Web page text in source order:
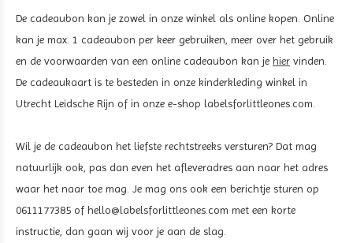
De cadeaubon kan je zowel in onze winkel als online kopen. Online
kan je max. 1 cadeaubon per keer gebruiken, meer over het gebruik
en de voorwaarden van een online cadeaubon kan je hier vinden.
De cadeaukaart is te besteden in onze kinderkleding winkel in
Utrecht Leidsche Rijn of in onze e-shop labelsforlittleones.com.
Wil je de cadeaubon het liefste rechtstreeks versturen? Dat mag
natuurlijk ook, pas dan even het afleveradres aan naar het adres
waar het naar toe mag. Je mag ons ook een berichtje sturen op
0611177385 ofhello@labelsforlittleones.com met een korte
instructie, dan gaan wij voor je aan de slag.